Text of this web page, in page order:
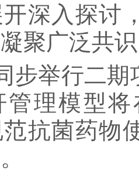
深入探讨
聚广泛共
举行二期
管理模型
抗菌药物